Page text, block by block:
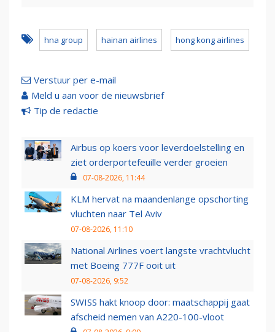
hna group hainan airlines hong kong airlines
Verstuur per e-mail
Meld u aan voor de nieuwsbrief
Tip de redactie
Airbus op koers voor leverdoelstelling en
ziet orderportefeuille verder groeien
07-08-2026, 11:44
KLM hervat na maandenlange opschorting
vluchten naar Tel Aviv
07-08-2026, 11:10
National Airlines voert langste vrachtvlucht
met Boeing 777F ooit uit
07-08-2026, 9:52
SWISS hakt knoop door: maatschappij gaat
afscheid nemen van A220-100-vloot